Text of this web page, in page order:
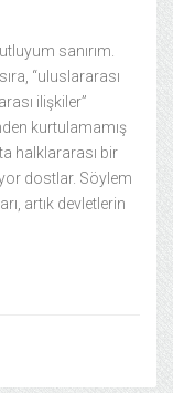
sanırım.
“uluslararası
ilişkiler”
kurtulamamış
halklararası bir
dostlar. Söylem
artık devletlerin